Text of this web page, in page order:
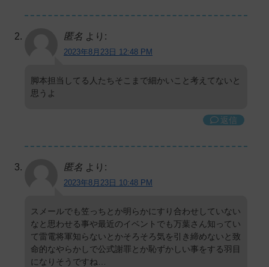
匿名 より:
2023年8月23日 12:48 PM
脚本担当してる人たちそこまで細かいこと考えてないと
思うよ
返信
匿名 より:
2023年8月23日 10:48 PM
スメールでも笠っちとか明らかにすり合わせしていない
なと思わせる事や最近のイベントでも万葉さん知ってい
て雷電将軍知らないとかそろそろ気を引き締めないと致
命的なやらかしで公式謝罪とか恥ずかしい事をする羽目
になりそうですね…